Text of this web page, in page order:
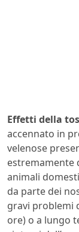
Effetti della
accennato in
velenose
estremamente
animali
da parte dei
gravi problemi
ore) o a lungo